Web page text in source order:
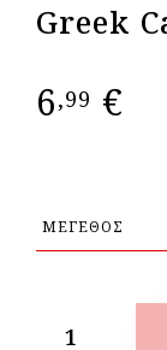
Greek
6,99 €